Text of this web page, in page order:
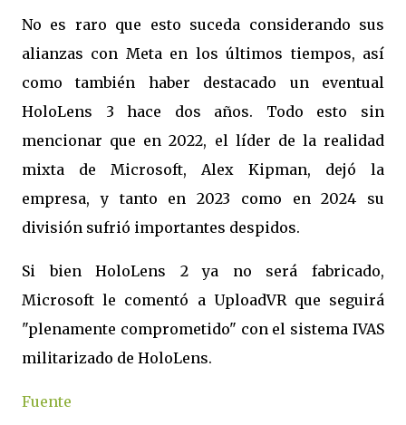
No es raro que esto suceda considerando sus
alianzas con Meta en los últimos tiempos, así
como también haber destacado un eventual
HoloLens 3 hace dos años. Todo esto sin
mencionar que en 2022, el líder de la realidad
mixta de Microsoft, Alex Kipman, dejó la
empresa, y tanto en 2023 como en 2024 su
división sufrió importantes despidos.
Si bien HoloLens 2 ya no será fabricado,
Microsoft le comentó a UploadVR que seguirá
"plenamente comprometido" con el sistema IVAS
militarizado de HoloLens.
Fuente